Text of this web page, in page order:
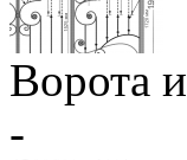
Ворота
-